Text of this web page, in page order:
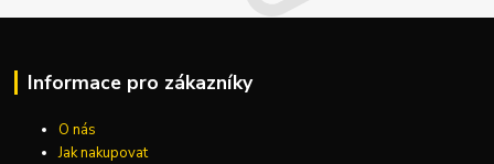
Informace pro zákazníky
O nás
Jak nakupovat